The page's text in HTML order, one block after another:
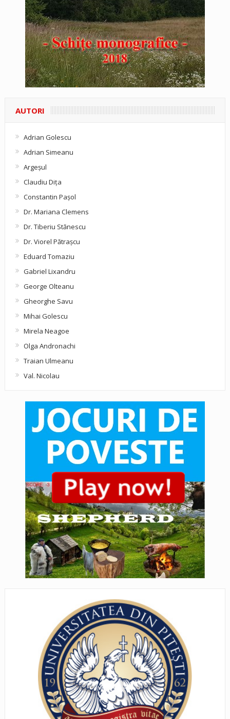
AUTORI
Adrian Golescu
Adrian Simeanu
Argeşul
Claudiu Diţa
Constantin Pașol
Dr. Mariana Clemens
Dr. Tiberiu Stănescu
Dr. Viorel Pătraşcu
Eduard Tomaziu
Gabriel Lixandru
George Olteanu
Gheorghe Savu
Mihai Golescu
Mirela Neagoe
Olga Andronachi
Traian Ulmeanu
Val. Nicolau